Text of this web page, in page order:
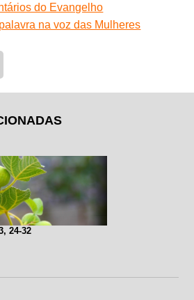
do Evangelho
na voz das Mulheres
24-32